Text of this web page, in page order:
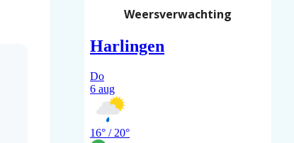
Weersverwachting